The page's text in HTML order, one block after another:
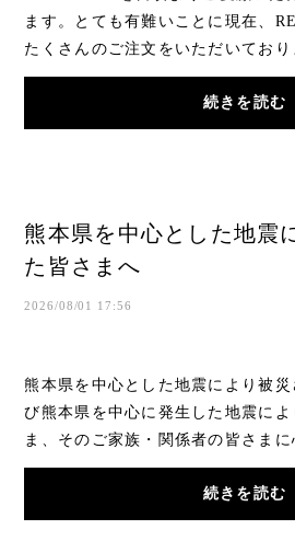
ます。とても有難いことに現在、
たくさんのご注文をいただいてお
よりスムーズにお客様とお取引が
続きを読む
熊本県を中心とした地震
た皆さまへ
2026/08/01 17:56
熊本県を中心とした地震により被
び熊本県を中心に発生した地震によ
ま、そのご家族・関係者の皆さま
げます。一日も早く安心して日常
続きを読む